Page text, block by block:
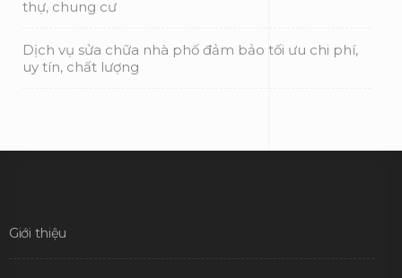
thự, chung cư
Dịch vụ sửa chữa nhà phố đảm bảo tối ưu chi phí,
uy tín, chất lượng
Giới thiệu